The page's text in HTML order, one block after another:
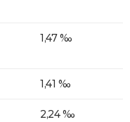
1,47 ‰
1,41 ‰
2,24 ‰